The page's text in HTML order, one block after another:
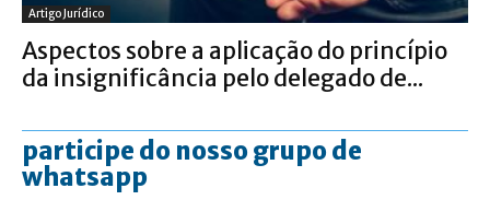
Artigo Jurídico
Aspectos sobre a aplicação do princípio
da insignificância pelo delegado de...
participe do nosso grupo de
whatsapp